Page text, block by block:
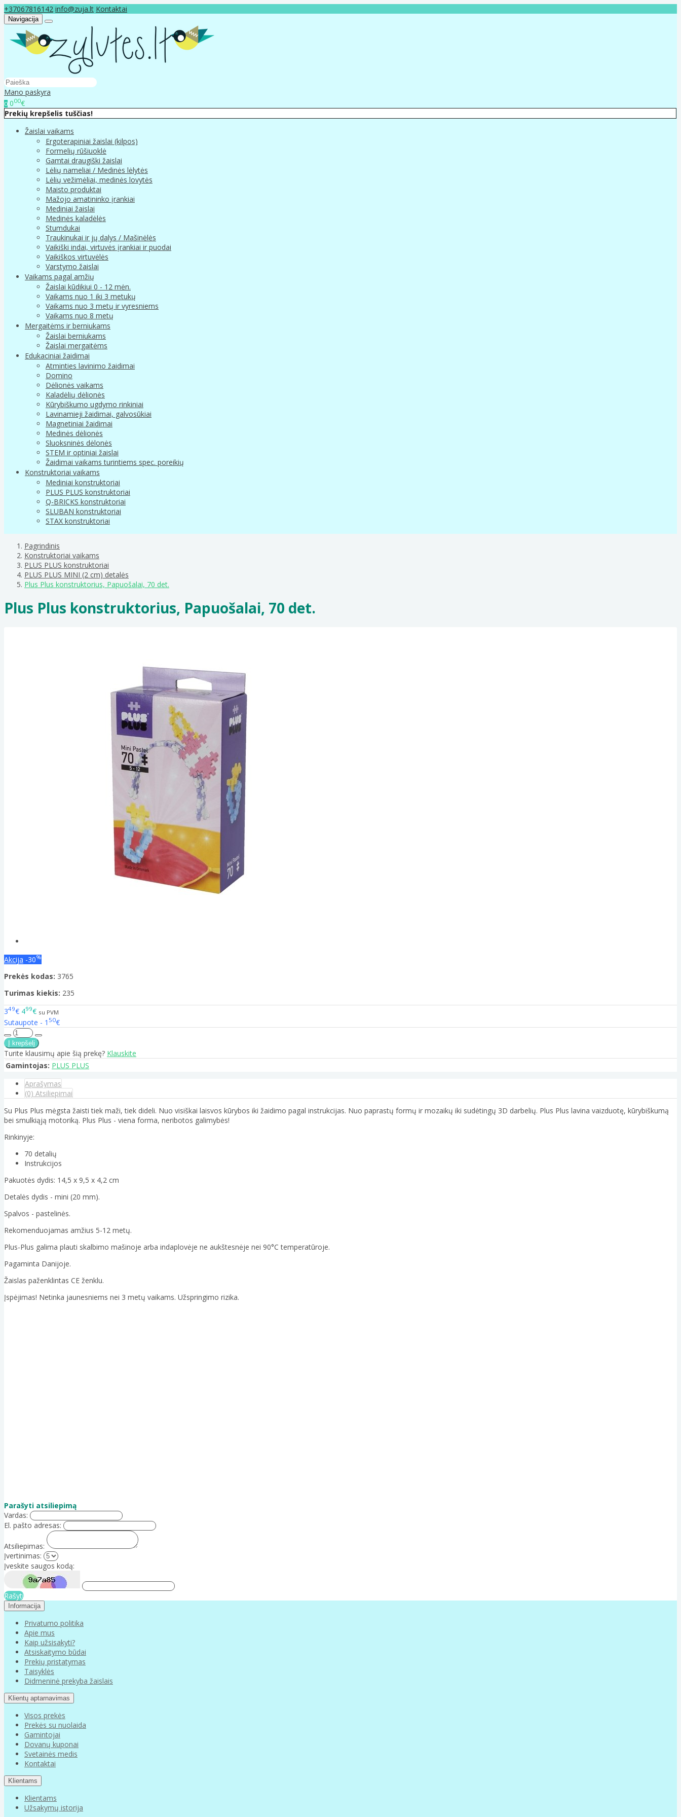
+37067816142 info@zuja.lt Kontaktai
Navigacija
Mano paskyra
0 000€
Prekių krepšelis tuščias!
Žaislai vaikams
Ergoterapiniai žaislai (kilpos)
Formelių rūšiuoklė
Gamtai draugiški žaislai
Lėlių nameliai / Medinės lėlytės
Lėlių vežimėliai, medinės lovytės
Maisto produktai
Mažojo amatininko įrankiai
Mediniai žaislai
Medinės kaladėlės
Stumdukai
Traukinukai ir jų dalys / Mašinėlės
Vaikiški indai, virtuvės įrankiai ir puodai
Vaikiškos virtuvėlės
Varstymo žaislai
Vaikams pagal amžių
Žaislai kūdikiui 0 - 12 mėn.
Vaikams nuo 1 iki 3 metukų
Vaikams nuo 3 metų ir vyresniems
Vaikams nuo 8 metų
Mergaitėms ir berniukams
Žaislai berniukams
Žaislai mergaitėms
Edukaciniai žaidimai
Atminties lavinimo žaidimai
Domino
Dėlionės vaikams
Kaladėlių dėlionės
Kūrybiškumo ugdymo rinkiniai
Lavinamieji žaidimai, galvosūkiai
Magnetiniai žaidimai
Medinės dėlionės
Sluoksninės dėlonės
STEM ir optiniai žaislai
Žaidimai vaikams turintiems spec. poreikių
Konstruktoriai vaikams
Mediniai konstruktoriai
PLUS PLUS konstruktoriai
Q-BRICKS konstruktoriai
SLUBAN konstruktoriai
STAX konstruktoriai
Pagrindinis
Konstruktoriai vaikams
PLUS PLUS konstruktoriai
PLUS PLUS MINI (2 cm) detalės
Plus Plus konstruktorius, Papuošalai, 70 det.
Plus Plus konstruktorius, Papuošalai, 70 det.
Akcija -30%
Prekės kodas: 3765
Turimas kiekis: 235
349€ 499€ su PVM
Sutaupote - 1 50€
Turite klausimų apie šią prekę? Klauskite
Gamintojas: PLUS PLUS
Aprašymas
(0) Atsiliepimai
Su Plus Plus mėgsta žaisti tiek maži, tiek dideli. Nuo visiškai laisvos kūrybos iki žaidimo pagal instrukcijas. Nuo paprastų formų ir mozaikų iki sudėtingų 3D darbelių. Plus Plus lavina vaizduotę, kūrybiškumą
bei smulkiąją motoriką. Plus Plus - viena forma, neribotos galimybės!
Rinkinyje:
70 detalių
Instrukcijos
Pakuotės dydis: 14,5 x 9,5 x 4,2 cm
Detalės dydis - mini (20 mm).
Spalvos - pastelinės.
Rekomenduojamas amžius 5-12 metų.
Plus-Plus galima plauti skalbimo mašinoje arba indaplovėje ne aukštesnėje nei 90°C temperatūroje.
Pagaminta Danijoje.
Žaislas paženklintas CE ženklu.
Įspėjimas! Netinka jaunesniems nei 3 metų vaikams. Užspringimo rizika.
Parašyti atsiliepimą
Vardas:
El. pašto adresas:
Atsiliepimas:
Įvertinimas:
Įveskite saugos kodą:
Rašyti
Informacija
Privatumo politika
Apie mus
Kaip užsisakyti?
Atsiskaitymo būdai
Prekių pristatymas
Taisyklės
Didmeninė prekyba žaislais
Klientų aptarnavimas
Visos prekės
Prekės su nuolaida
Gamintojai
Dovanų kuponai
Svetainės medis
Kontaktai
Klientams
Klientams
Užsakymų istorija